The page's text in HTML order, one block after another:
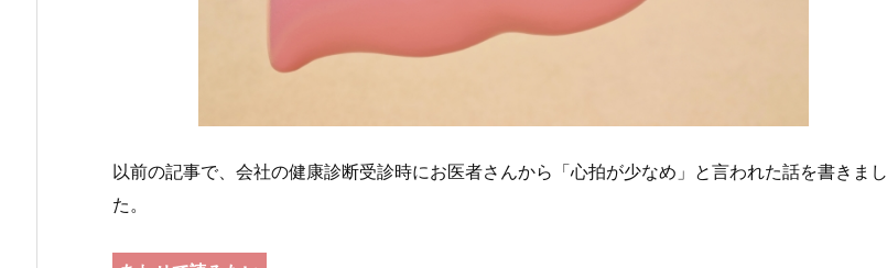
以前の記事で、会社の健康診断受診時にお医者さんから「心拍が少なめ」と言われた話を書きまし
た。